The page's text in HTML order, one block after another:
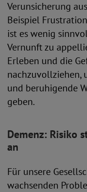
Verunsicherung
Beispiel
ist es wenig
Vernunft zu
Erleben und die
nachzuvollziehen,
und beruhigende
geben.
Demenz: Risiko
an
Für unsere
wachsenden